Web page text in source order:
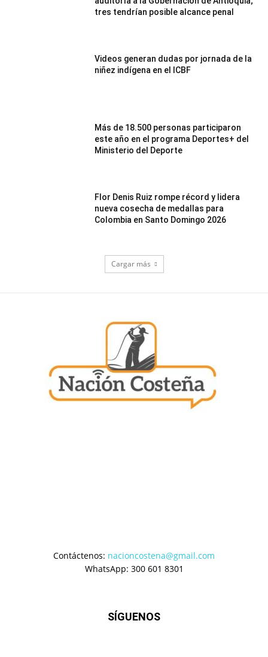
tres tendrían posible alcance penal
Videos generan dudas por jornada de la
niñez indígena en el ICBF
Más de 18.500 personas participaron
este año en el programa Deportes+ del
Ministerio del Deporte
Flor Denis Ruiz rompe récord y lidera
nueva cosecha de medallas para
Colombia en Santo Domingo 2026
Cargar más
Contáctenos: nacioncostena@gmail.com
WhatsApp: 300 601 8301
SÍGUENOS